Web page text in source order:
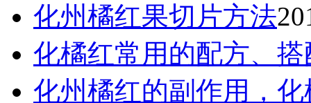
化州橘红果切片方法
化橘红常用的配方、
化州橘红的副作用，